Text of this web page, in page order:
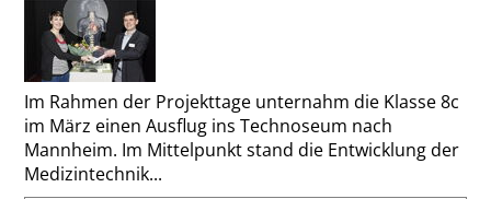
Im Rahmen der Projekttage unternahm die Klasse 8c
im März einen Ausflug ins Technoseum nach
Mannheim. Im Mittelpunkt stand die Entwicklung der
Medizintechnik...